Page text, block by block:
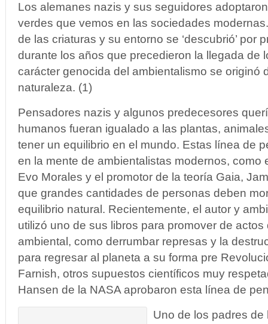
Los alemanes nazis y sus seguidores
verdes que vemos en las sociedades
de las criaturas y su entorno se ‘descubrió’ por
durante los años que precedieron la llegada de
carácter genocida del ambientalismo se originó
naturaleza. (1)
Pensadores nazis y algunos predecesores
humanos fueran igualado a las plantas,
tener un equilibrio en el mundo. Estas línea de
en la mente de ambientalistas modernos, como
Evo Morales y el promotor de la teoría Gaia,
que grandes cantidades de personas deben
equilibrio natural. Recientemente, el autor y
utilizó uno de sus libros para promover de
ambiental, como derrumbar represas y la
para regresar al planeta a su forma pre
Farnish, otros supuestos científicos muy
Hansen de la NASA aprobaron esta línea de
Uno de los padres de